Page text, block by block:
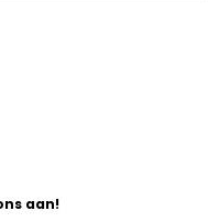
aan!